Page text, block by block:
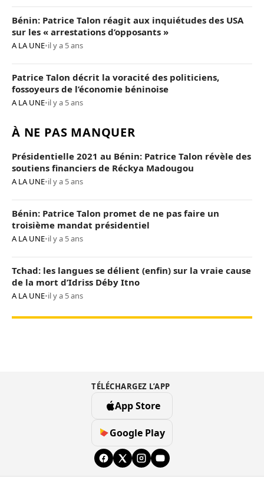
Bénin: Patrice Talon réagit aux inquiétudes des USA
sur les « arrestations d’opposants »
A LA UNE•il y a 5 ans
Patrice Talon décrit la voracité des politiciens,
fossoyeurs de l’économie béninoise
A LA UNE•il y a 5 ans
À NE PAS MANQUER
Présidentielle 2021 au Bénin: Patrice Talon révèle des
soutiens financiers de Réckya Madougou
A LA UNE•il y a 5 ans
Bénin: Patrice Talon promet de ne pas faire un
troisième mandat présidentiel
A LA UNE•il y a 5 ans
Tchad: les langues se délient (enfin) sur la vraie cause
de la mort d’Idriss Déby Itno
A LA UNE•il y a 5 ans
TÉLÉCHARGEZ L’APP
App Store
Google Play